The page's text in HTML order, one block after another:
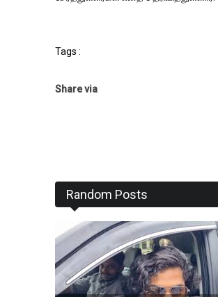
Tags :
Share via
Random Posts